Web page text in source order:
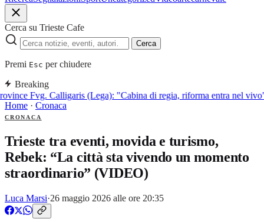
Cerca su Trieste Cafe
Cerca
Premi Esc per chiudere
Breaking
Fvg. Calligaris (Lega): "Cabina di regia, riforma entra nel
Home · Cronaca
CRONACA
Trieste tra eventi, movida e turismo,
Rebek: “La città sta vivendo un momento
straordinario” (VIDEO)
Luca Marsi·26 maggio 2026 alle ore 20:35